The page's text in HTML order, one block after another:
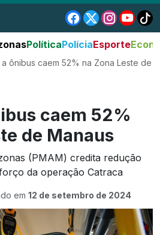
PolíticaPolíciaEsporte
ônibus caem 52% na Zona Leste de
caem 52%
de Manaus
(PMAM) credita redução
da operação Catraca
em 12 de setembro de 2024